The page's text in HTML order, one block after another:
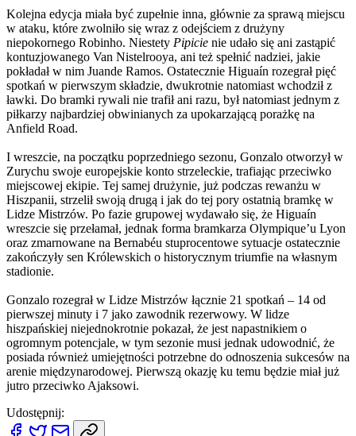
Kolejna edycja miała być zupełnie inna, głównie za sprawą miejscu
w ataku, które zwolniło się wraz z odejściem z drużyny
niepokornego Robinho. Niestety Pipicie nie udało się ani zastąpić
kontuzjowanego Van Nistelrooya, ani też spełnić nadziei, jakie
pokładał w nim Juande Ramos. Ostatecznie Higuaín rozegrał pięć
spotkań w pierwszym składzie, dwukrotnie natomiast wchodził z
ławki. Do bramki rywali nie trafił ani razu, był natomiast jednym z
piłkarzy najbardziej obwinianych za upokarzającą porażkę na
Anfield Road.
I wreszcie, na początku poprzedniego sezonu, Gonzalo otworzył w
Zurychu swoje europejskie konto strzeleckie, trafiając przeciwko
miejscowej ekipie. Tej samej drużynie, już podczas rewanżu w
Hiszpanii, strzelił swoją drugą i jak do tej pory ostatnią bramkę w
Lidze Mistrzów. Po fazie grupowej wydawało się, że Higuaín
wreszcie się przełamał, jednak forma bramkarza Olympique’u Lyon
oraz zmarnowane na Bernabéu stuprocentowe sytuacje ostatecznie
zakończyły sen Królewskich o historycznym triumfie na własnym
stadionie.
Gonzalo rozegrał w Lidze Mistrzów łącznie 21 spotkań – 14 od
pierwszej minuty i 7 jako zawodnik rezerwowy. W lidze
hiszpańskiej niejednokrotnie pokazał, że jest napastnikiem o
ogromnym potencjale, w tym sezonie musi jednak udowodnić, że
posiada również umiejętności potrzebne do odnoszenia sukcesów na
arenie międzynarodowej. Pierwszą okazję ku temu będzie miał już
jutro przeciwko Ajaksowi.
Udostępnij: